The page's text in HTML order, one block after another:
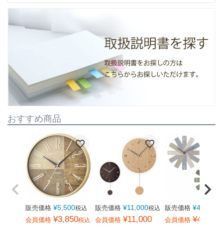
おすすめ商品
販売価格 ¥5,500税込
会員価格 ¥3,850税込
販売価格 ¥11,000税込
会員価格 ¥11,000
販売価格 ¥4,400
会員価格 ¥4,400